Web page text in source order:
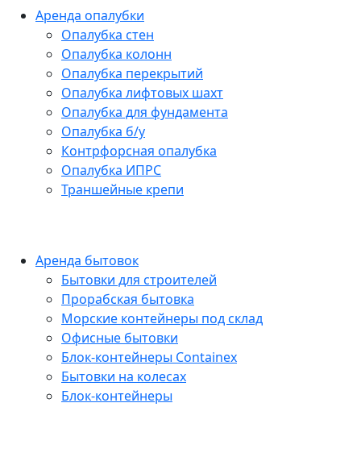
Аренда опалубки
Опалубка стен
Опалубка колонн
Опалубка перекрытий
Опалубка лифтовых шахт
Опалубка для фундамента
Опалубка б/у
Контрфорсная опалубка
Опалубка ИПРС
Траншейные крепи
Аренда бытовок
Бытовки для строителей
Прорабская бытовка
Морские контейнеры под склад
Офисные бытовки
Блок-контейнеры Containex
Бытовки на колесах
Блок-контейнеры